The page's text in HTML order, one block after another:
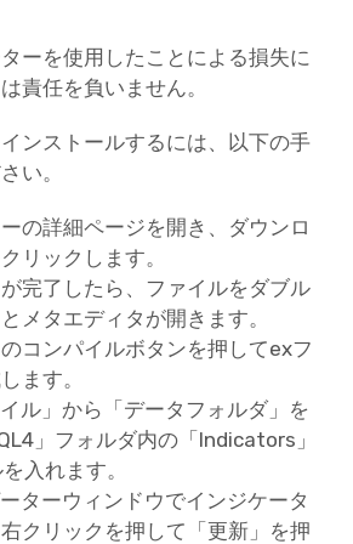
ーを使用したことによる損失に
責任を負いません。
ンストールするには、以下の手
い。
の詳細ページを開き、ダウンロ
リックします。
完了したら、ファイルをダブル
メタエディタが開きます。
コンパイルボタンを押してexフ
ます。
ル」から「データフォルダ」を
」フォルダ内の「Indicators」
入れます。
ターウィンドウでインジケータ
クリックを押して「更新」を押